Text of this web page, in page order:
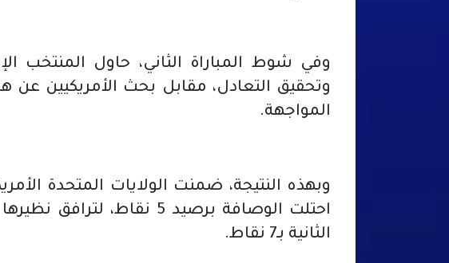
وفي شوط المباراة الثاني، حاول المنتخب
وتحقيق التعادل، مقابل بحث الأمريكيين عن
المواجهة.
وبهذه النتيجة، ضمنت الولايات المتحدة
احتلت الوصافة برصيد 5
الثانية بـ7 نقاط.